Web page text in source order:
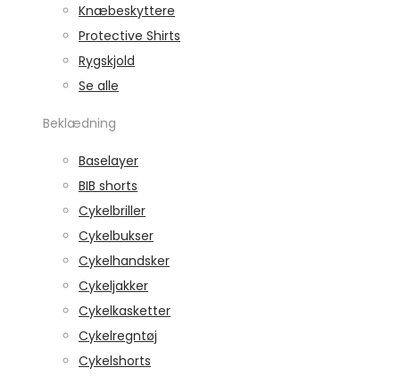
Knæbeskyttere
Protective Shirts
Rygskjold
Se alle
Beklædning
Baselayer
BIB shorts
Cykelbriller
Cykelbukser
Cykelhandsker
Cykeljakker
Cykelkasketter
Cykelregntøj
Cykelshorts